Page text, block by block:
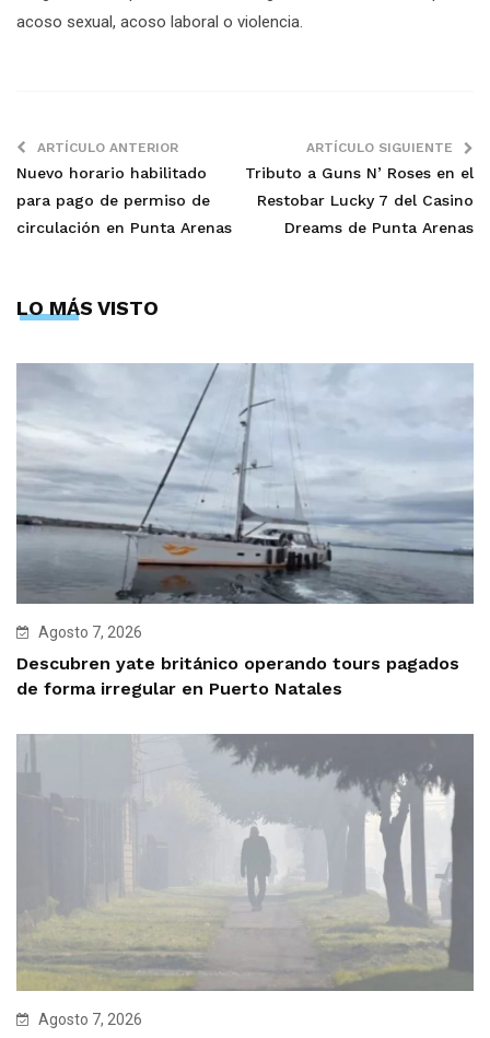
acoso sexual, acoso laboral o violencia.
ARTÍCULO ANTERIOR
Nuevo horario habilitado
para pago de permiso de
circulación en Punta Arenas
ARTÍCULO SIGUIENTE
Tributo a Guns N’ Roses en el
Restobar Lucky 7 del Casino
Dreams de Punta Arenas
LO MÁS VISTO
Agosto 7, 2026
Descubren yate británico operando tours pagados
de forma irregular en Puerto Natales
Agosto 7, 2026